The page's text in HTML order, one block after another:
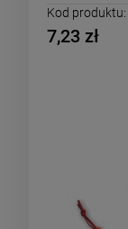
Kod produktu:
7,23 zł